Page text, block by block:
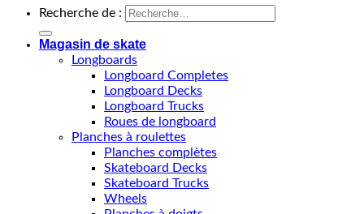
Recherche de :
Magasin de skate
Longboards
Longboard Completes
Longboard Decks
Longboard Trucks
Roues de longboard
Planches à roulettes
Planches complètes
Skateboard Decks
Skateboard Trucks
Wheels